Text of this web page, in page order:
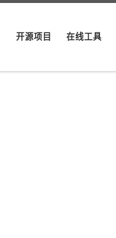
开源项目 在线工具